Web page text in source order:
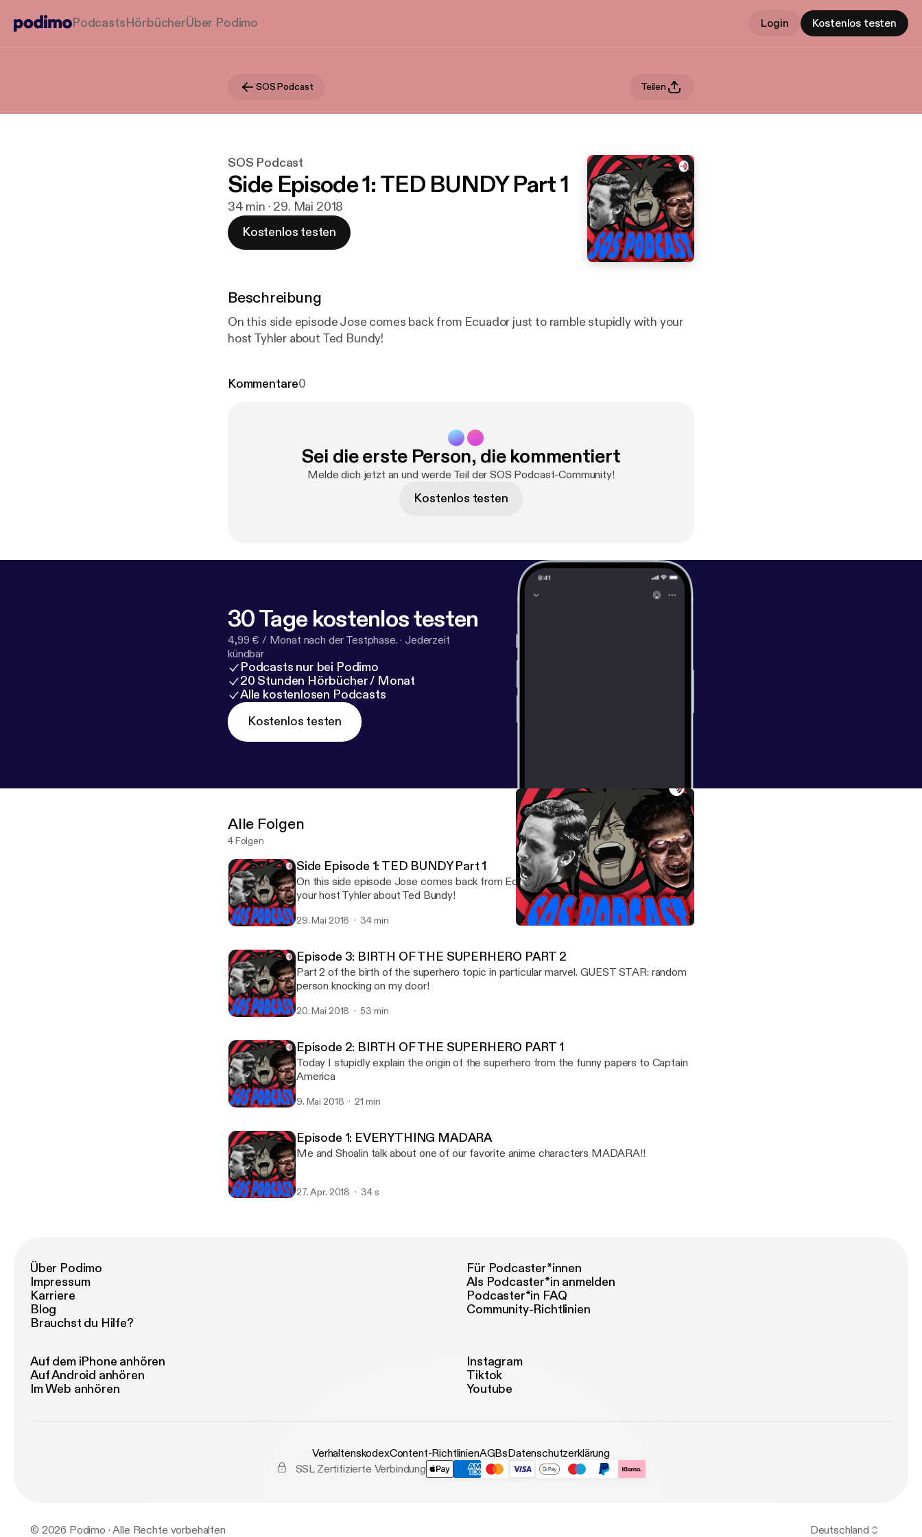
PodcastsHörbücherÜber Podimo Login Kostenlos testen
SOS Podcast Teilen
SOS Podcast
Side Episode 1: TED BUNDY Part 1
34 min · 29. Mai 2018
Kostenlos testen
Beschreibung
On this side episode Jose comes back from Ecuador just to ramble stupidly with your
host Tyhler about Ted Bundy!
Kommentare0
Sei die erste Person, die kommentiert
Melde dich jetzt an und werde Teil der SOS Podcast-Community!
Kostenlos testen
30 Tage kostenlos testen
4,99 € / Monat nach der Testphase. · Jederzeit
kündbar
Podcasts nur bei Podimo
20 Stunden Hörbücher / Monat
Alle kostenlosen Podcasts
Kostenlos testen
Alle Folgen
4 Folgen
Side Episode 1: TED BUNDY Part 1
On this side episode Jose comes back from Ecuador just to ramble stupidly with
your host Tyhler about Ted Bundy!
29. Mai 2018 34 min
Episode 3: BIRTH OF THE SUPERHERO PART 2
Part 2 of the birth of the superhero topic in particular marvel. GUEST STAR: random
person knocking on my door!
20. Mai 2018 53 min
Episode 2: BIRTH OF THE SUPERHERO PART 1
Today I stupidly explain the origin of the superhero from the funny papers to Captain
America
9. Mai 2018 21 min
Episode 1: EVERYTHING MADARA
Me and Shoalin talk about one of our favorite anime characters MADARA!!
27. Apr. 2018 34 s
Über Podimo
Impressum
Karriere
Blog
Brauchst du Hilfe?
Für Podcaster*innen
Als Podcaster*in anmelden
Podcaster*in FAQ
Community-Richtlinien
Auf dem iPhone anhören
Auf Android anhören
Im Web anhören
Instagram
Tiktok
Youtube
VerhaltenskodexContent-RichtlinienAGBsDatenschutzerklärung
SSL Zertifizierte Verbindung
© 2026 Podimo · Alle Rechte vorbehalten Deutschland